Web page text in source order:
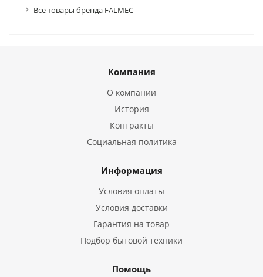
Все товары бренда FALMEC
Компания
О компании
История
Контракты
Социальная политика
Информация
Условия оплаты
Условия доставки
Гарантия на товар
Подбор бытовой техники
Помощь